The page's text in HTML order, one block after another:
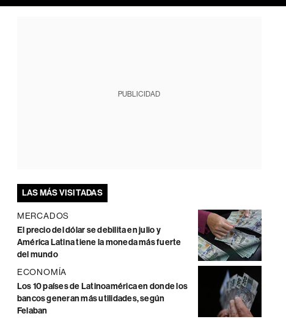
PUBLICIDAD
LAS MÁS VISITADAS
MERCADOS
El precio del dólar se debilita en julio y
América Latina tiene la moneda más fuerte
del mundo
ECONOMÍA
Los 10 países de Latinoamérica en donde los
bancos generan más utilidades, según
Felaban